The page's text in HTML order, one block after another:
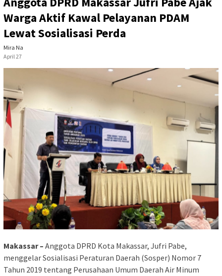
Warga Aktif Kawal Pelayanan PDAM
Lewat Sosialisasi Perda
Mira Na
April 27
Makassar – Anggota DPRD Kota Makassar, Jufri Pabe,
menggelar Sosialisasi Peraturan Daerah (Sosper) Nomor 7
Tahun 2019 tentang Perusahaan Umum Daerah Air Minum